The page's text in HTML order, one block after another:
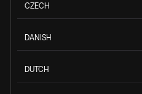
CZECH
DANISH
DUTCH